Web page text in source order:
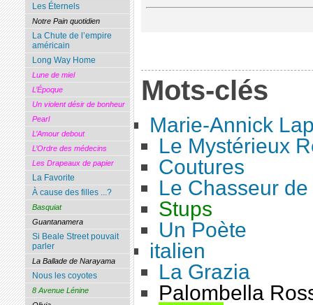
Mots-clés
Marie-Annick
Le Mystérieux
Coutures
Le Chasseur
Stups
Un Poète
italien
La Grazia
Palombella
Les Éternels
Notre Pain quotidien
La Chute de l’empire
américain
Long Way Home
Lune de miel
L’Époque
Un violent désir de bonheur
Pearl
L’Amour debout
L’Ordre des médecins
Les Drapeaux de papier
La Favorite
À cause des filles ...?
Basquiat
Guantanamera
Si Beale Street pouvait
parler
La Ballade de Narayama
Nous les coyotes
8 Avenue Lénine